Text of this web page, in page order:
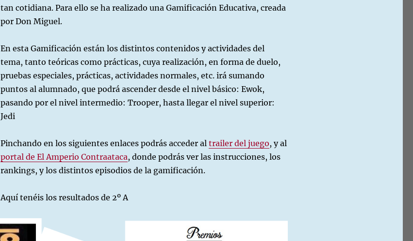
tan cotidiana. Para ello se ha realizado una Gamificación Educativa, creada
por Don Miguel.
En esta Gamificación están los distintos contenidos y actividades del
tema, tanto teóricas como prácticas, cuya realización, en forma de duelo,
pruebas especiales, prácticas, actividades normales, etc. irá sumando
puntos al alumnado, que podrá ascender desde el nivel básico: Ewok,
pasando por el nivel intermedio: Trooper, hasta llegar el nivel superior:
Jedi
Pinchando en los siguientes enlaces podrás acceder altrailer del juego, y al
portal de El Amperio Contraataca, donde podrás ver las instrucciones, los
rankings, y los distintos episodios de la gamificación.
Aquí tenéis los resultados de 2º A